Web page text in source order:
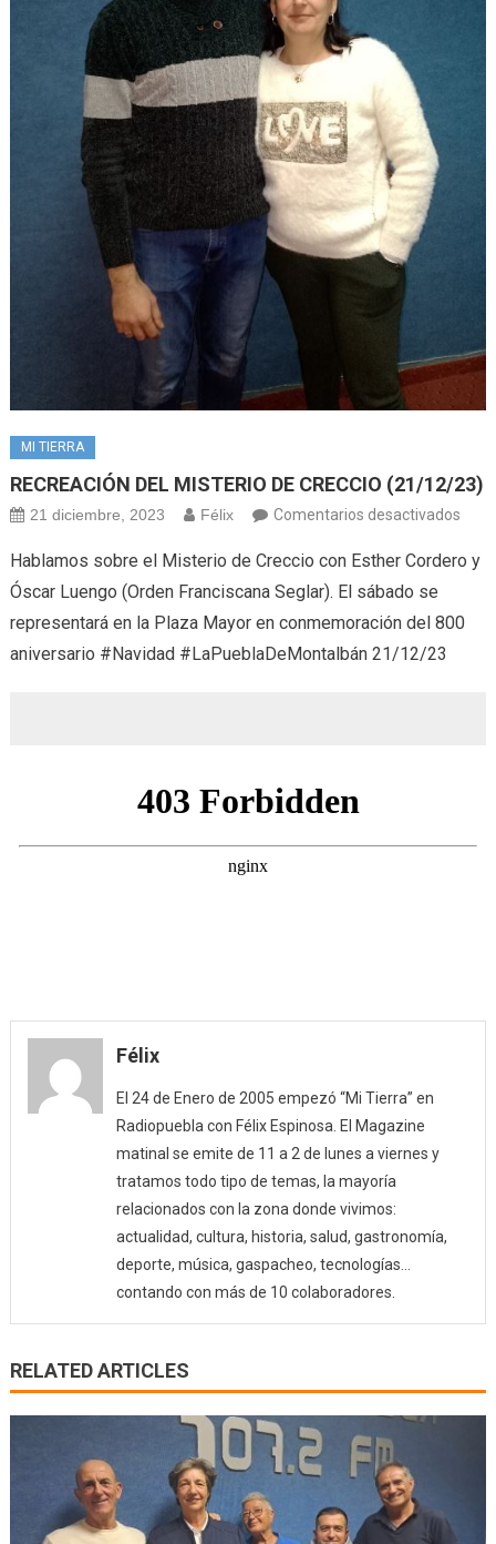
MI TIERRA
RECREACIÓN DEL MISTERIO DE CRECCIO (21/12/23)
21 diciembre, 2023 Félix Comentarios desactivadosen
DEL
DE
Hablamos sobre el Misterio de Creccio con Esther Cordero y
Óscar Luengo (Orden Franciscana Seglar). El sábado se
representará en la Plaza Mayor en conmemoración del 800
aniversario #Navidad #LaPueblaDeMontalbán 21/12/23
Félix
El 24 de Enero de 2005 empezó “Mi Tierra” en
Radiopuebla con Félix Espinosa. El Magazine
matinal se emite de 11 a 2 de lunes a viernes y
tratamos todo tipo de temas, la mayoría
relacionados con la zona donde vivimos:
actualidad, cultura, historia, salud, gastronomía,
deporte, música, gaspacheo, tecnologías…
contando con más de 10 colaboradores.
RELATED ARTICLES